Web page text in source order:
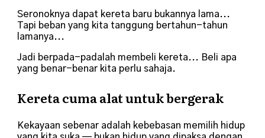
Seronoknya dapat kereta baru bukannya lama...
Tapi beban yang kita tanggung bertahun-tahun
lamanya...
Jadi berpada-padalah membeli kereta... Beli apa
yang benar-benar kita perlu sahaja.
Kereta cuma alat untuk bergerak
Kekayaan sebenar adalah kebebasan memilih hidup